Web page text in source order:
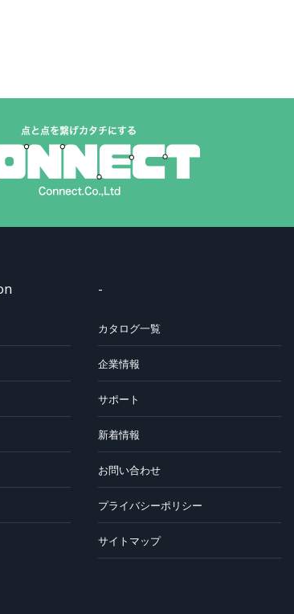
-
カタログ一覧
企業情報
サポート
新着情報
お問い合わせ
プライバシーポリシー
サイトマップ